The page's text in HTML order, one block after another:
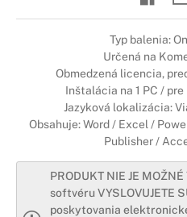
Typ balenia:
Určená na
Obmedzená licencia,
Inštalácia na 1 PC /
Jazyková lokalizácia:
Obsahuje: Word / Excel /
Publisher /
PRODUKT NIE JE
softvéru VYSLOVUJETE
poskytovania